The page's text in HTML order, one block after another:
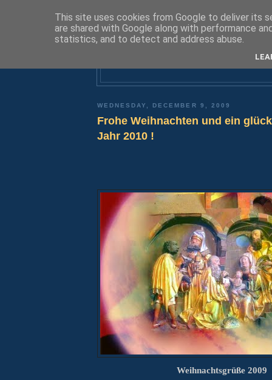
WEDNESDAY, DECEMBER 9, 2009
Frohe Weihnachten und ein
Jahr 2010 !
Weihnachtsgrüße 2009
This site uses cookies from Google to deliver its
are shared with Google along with performance
statistics, and to detect and address abuse.